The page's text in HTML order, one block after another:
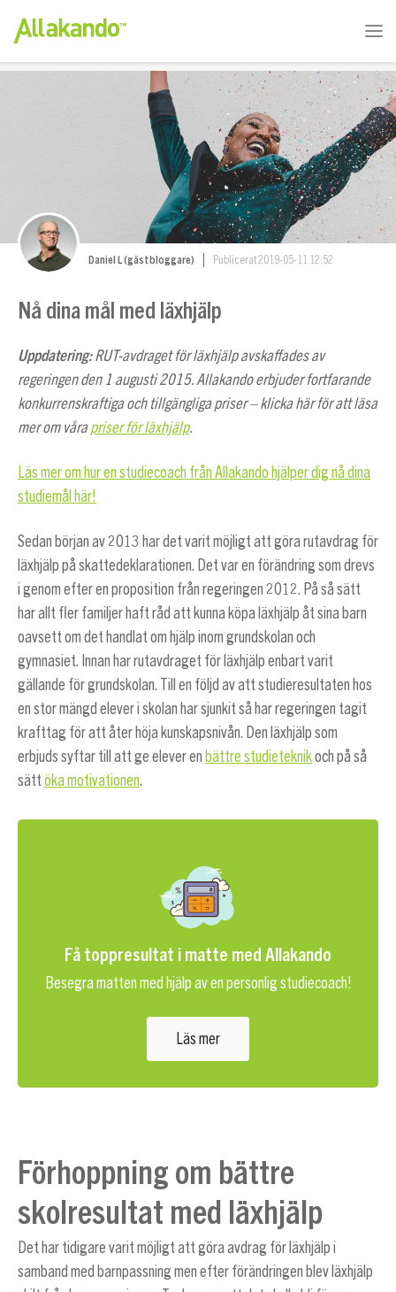
Daniel L (gästbloggare) Publicerat 2019-05-11 12:52
Nå dina mål med läxhjälp
Uppdatering:RUT-avdraget för läxhjälp avskaffades av
regeringen den 1 augusti 2015. Allakando erbjuder fortfarande
konkurrenskraftiga och tillgängliga priser – klicka här för att läsa
mer om vårapriser för läxhjälp.
Läs mer om hur en studiecoach från Allakando hjälper dig nå dina
studiemål här!
Sedan början av 2013 har det varit möjligt att göra rutavdrag för
läxhjälp på skattedeklarationen. Det var en förändring som drevs
i genom efter en proposition från regeringen 2012. På så sätt
har allt fler familjer haft råd att kunna köpa läxhjälp åt sina barn
oavsett om det handlat om hjälp inom grundskolan och
gymnasiet. Innan har rutavdraget för läxhjälp enbart varit
gällande för grundskolan. Till en följd av att studieresultaten hos
en stor mängd elever i skolan har sjunkit så har regeringen tagit
krafttag för att åter höja kunskapsnivån. Den läxhjälp som
erbjuds syftar till att ge elever en bättre studieteknikoch på så
sätt öka motivationen.
Få toppresultat i matte med Allakando
Besegra matten med hjälp av en personlig studiecoach!
Läs mer
Förhoppning om bättre
skolresultat med läxhjälp
Det har tidigare varit möjligt att göra avdrag för läxhjälp i
samband med barnpassning men efter förändringen blev läxhjälp